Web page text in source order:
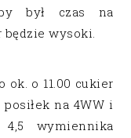
był czas na
wysoki.
ok. o 11.00 cukier
na 4WW i
4,5 wymiennika